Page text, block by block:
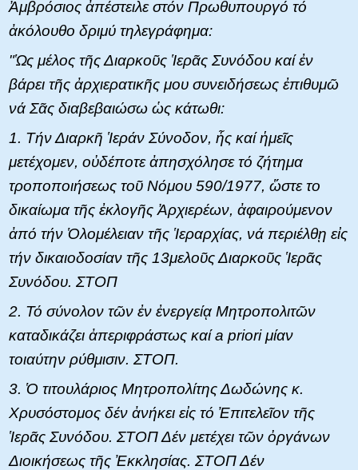
Ἀμβρόσιος ἀπέστειλε στόν Πρωθυπουργό τό
ἀκόλουθο δριμύ τηλεγράφημα:
"Ὡς μέλος τῆς Διαρκοῦς Ἱερᾶς Συνόδου καί ἐν
βάρει τῆς ἀρχιερατικῆς μου συνειδήσεως ἐπιθυμῶ
νά Σᾶς διαβεβαιώσω ὡς κάτωθι:
1. Τήν Διαρκῆ Ἱεράν Σύνοδον, ἧς καί ἡμεῖς
μετέχομεν, οὐδέποτε ἀπησχόλησε τό ζήτημα
τροποποιήσεως τοῦ Νόμου 590/1977, ὥστε το
δικαίωμα τῆς ἐκλογῆς Ἀρχιερέων, ἀφαιρούμενον
ἀπό τήν Ὁλομέλειαν τῆς Ἱεραρχίας, νά περιέλθῃ εἰς
τήν δικαιοδοσίαν τῆς 13μελοῦς Διαρκοῦς Ἱερᾶς
Συνόδου. ΣΤΟΠ
2. Τό σύνολον τῶν ἐν ἐνεργείᾳ Μητροπολιτῶν
καταδικάζει ἀπεριφράστως καί a priori μίαν
τοιαύτην ρύθμισιν. ΣΤΟΠ.
3. Ὁ τιτουλάριος Μητροπολίτης Δωδώνης κ.
Χρυσόστομος δέν ἀνήκει εἰς τό Ἐπιτελεῖον τῆς
Ἱερᾶς Συνόδου. ΣΤΟΠ Δέν μετέχει τῶν ὀργάνων
Διοικήσεως τῆς Ἐκκλησίας. ΣΤΟΠ Δέν